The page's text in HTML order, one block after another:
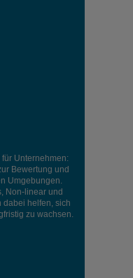
Unternehmen:
Bewertung und
Umgebungen.
Non-linear und
dabei helfen, sich
zu wachsen.